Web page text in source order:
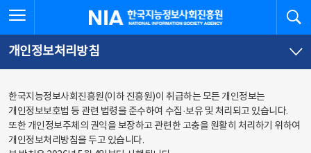
바로가기
바로가기
한국지능정보사회진흥원
개인정보처리방침
한국지능정보사회진흥원(이하 진흥원)이 취급하는 모든 개인정보는
개인정보보호법 등 관련 법령을 준수하여 수집·보유 및 처리되고 있습니다.
또한 개인정보주체의 권익을 보장하고 관련한 고충을 원활히 처리하기 위하여
개인정보처리방침을 두고 있습니다.